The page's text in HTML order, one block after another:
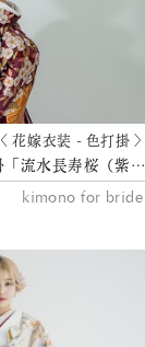
〈 花嫁衣装 - 色打掛 〉
TANAN丹庵 色打掛「流水長寿桜（紫）」
kimono for bride